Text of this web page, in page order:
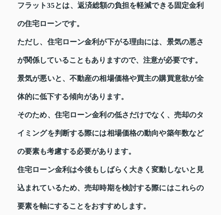
フラット35とは、返済総額の負担を軽減できる固定金利
の住宅ローンです。
ただし、住宅ローン金利が下がる理由には、景気の悪さ
が関係していることもありますので、注意が必要です。
景気が悪いと、不動産の相場価格や買主の購買意欲が全
体的に低下する傾向があります。
そのため、住宅ローン金利の低さだけでなく、売却のタ
イミングを判断する際には相場価格の動向や築年数など
の要素も考慮する必要があります。
住宅ローン金利は今後もしばらく大きく変動しないと見
込まれているため、売却時期を検討する際にはこれらの
要素を軸にすることをおすすめします。